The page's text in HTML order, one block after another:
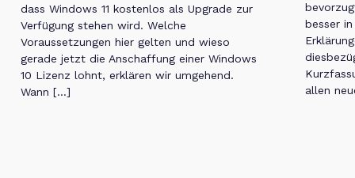
dass Windows 11 kostenlos als Upgrade zur
Verfügung stehen wird. Welche
Voraussetzungen hier gelten und wieso
gerade jetzt die Anschaffung einer Windows
10 Lizenz lohnt, erklären wir umgehend.
Wann […]
besser
allen